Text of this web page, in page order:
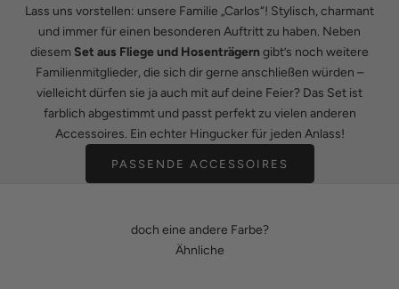
Lass uns vorstellen: unsere Familie „Carlos“! Stylisch, charmant
und immer für einen besonderen Auftritt zu haben. Neben
diesem Set aus Fliege und Hosenträgerngibt’s noch weitere
Familienmitglieder, die sich dir gerne anschließen würden –
vielleicht dürfen sie ja auch mit auf deine Feier? Das Set ist
farblich abgestimmt und passt perfekt zu vielen anderen
Accessoires. Ein echter Hingucker für jeden Anlass!
PASSENDE ACCESSOIRES
doch eine andere Farbe?
Ähnliche